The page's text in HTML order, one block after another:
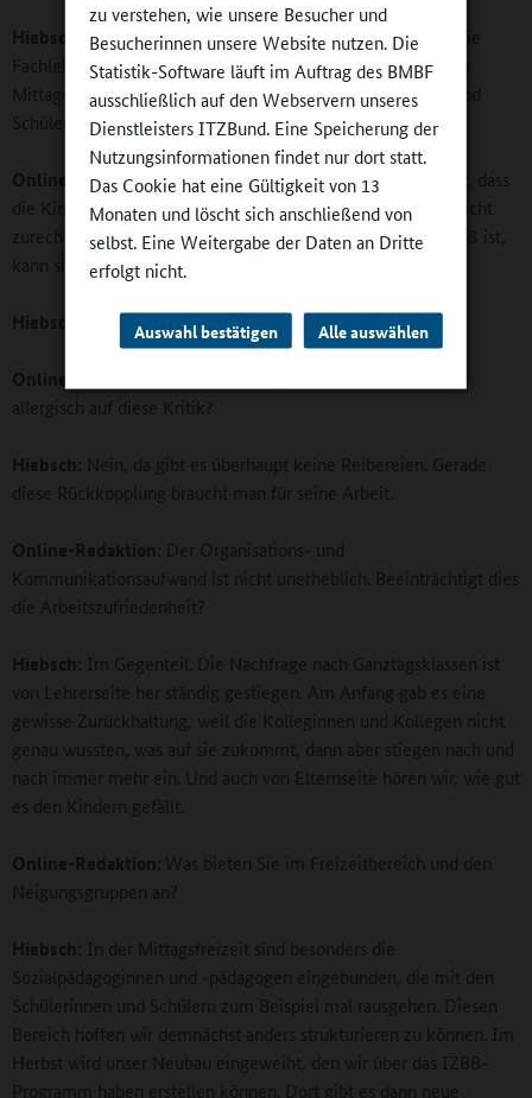
zu verstehen, wie unsere Besucher und
Besucherinnen unsere Website nutzen. Die
Statistik-Software läuft im Auftrag des BMBF
ausschließlich auf den Webservern unseres
Dienstleisters ITZBund. Eine Speicherung der
Nutzungsinformationen findet nur dort statt.
Das Cookie hat eine Gültigkeit von 13
Monaten und löscht sich anschließend von
selbst. Eine Weitergabe der Daten an Dritte
erfolgt nicht.
Auswahl bestätigen Alle auswählen
Hiebsch:
Die Arbeitsstunden am Vormittag werden durch die
Fachlehrer geleitet. Die Sozialpädagogen kommen erst zum
Mittagessen in die Schule und betreuen die Schülerinnen und
Schüler dann bei den Arbeitsaufträgen.
Online-Redaktion:Wenn eine Sozialpädagogin beobachtet, dass
die Kinder mit den Aufgaben einer bestimmten Lehrkraft nicht
zurecht kommen, weil zum Beispiel der Umfang viel zu groß ist,
kann sie dann auch Rückmeldung an die Lehrkraft geben?
Hiebsch: Natürlich, genau das ist ja der Punkt.
Online-Redaktion:
allergisch auf diese Kritik?
Hiebsch: Nein, da gibt es überhaupt keine Reibereien. Gerade
diese Rückkopplung braucht man für seine Arbeit.
Online-Redaktion: Der Organisations- und
Kommunikationsaufwand ist nicht unerheblich. Beeinträchtigt dies
die Arbeitszufriedenheit?
Hiebsch: Im Gegenteil. Die Nachfrage nach Ganztagsklassen ist
von Lehrerseite her ständig gestiegen. Am Anfang gab es eine
gewisse Zurückhaltung, weil die Kolleginnen und Kollegen nicht
genau wussten, was auf sie zukommt, dann aber stiegen nach und
nach immer mehr ein. Und auch von Elternseite hören wir, wie gut
es den Kindern gefällt.
Online-Redaktion: Was bieten Sie im Freizeitbereich und den
Neigungsgruppen an?
Hiebsch: In der Mittagsfreizeit sind besonders die
Sozialpädagoginnen und -pädagogen eingebunden, die mit den
Schülerinnen und Schülern zum Beispiel mal rausgehen. Diesen
Bereich hoffen wir demnächst anders strukturieren zu können. Im
Herbst wird unser Neubau eingeweiht, den wir über das IZBB-
Programm haben erstellen können. Dort gibt es dann neue